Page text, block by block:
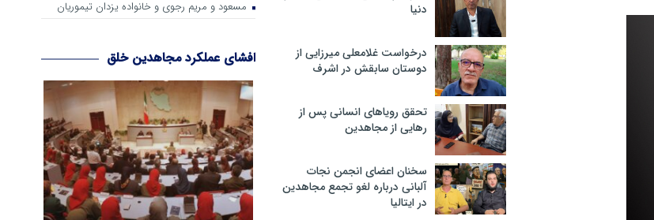
دنیا
درخواست غلامعلی میرزایی از
دوستان سابقش در اشرف
تحقق رویاهای انسانی پس از
رهایی از مجاهدین
سخنان اعضای انجمن نجات
آلبانی درباره لغو تجمع مجاهدین
در ایتالیا
مسعود و مریم رجوی و خانواده یزدان تیموریان
افشای عملکرد مجاهدین خلق